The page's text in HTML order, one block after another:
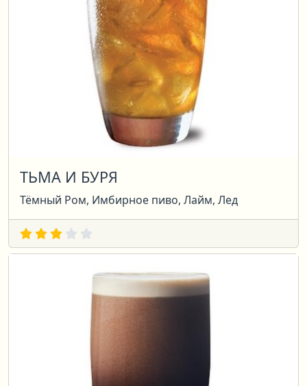
ТЬМА И БУРЯ
Тёмный Ром, Имбирное пиво, Лайм, Лед